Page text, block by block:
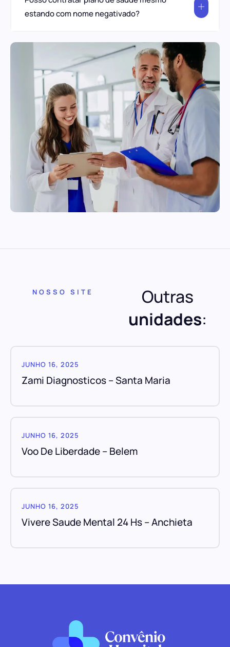
estando com nome negativado?
NOSSO SITE
Outras
unidades:
JUNHO 16, 2025
Zami Diagnosticos – Santa Maria
JUNHO 16, 2025
Voo De Liberdade – Belem
JUNHO 16, 2025
Vivere Saude Mental 24 Hs – Anchieta